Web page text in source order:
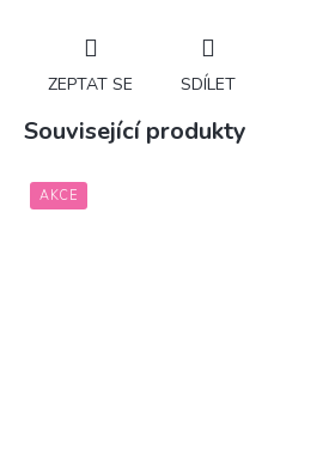
ZEPTAT SE SDÍLET
Související produkty
AKCE